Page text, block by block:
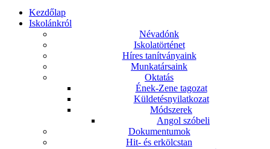
Kezdőlap
Iskolánkról
Névadónk
Iskolatörténet
Híres tanítványaink
Munkatársaink
Oktatás
Ének-Zene tagozat
Küldetésnyilatkozat
Módszerek
Angol szóbeli
Dokumentumok
Hit- és erkölcstan